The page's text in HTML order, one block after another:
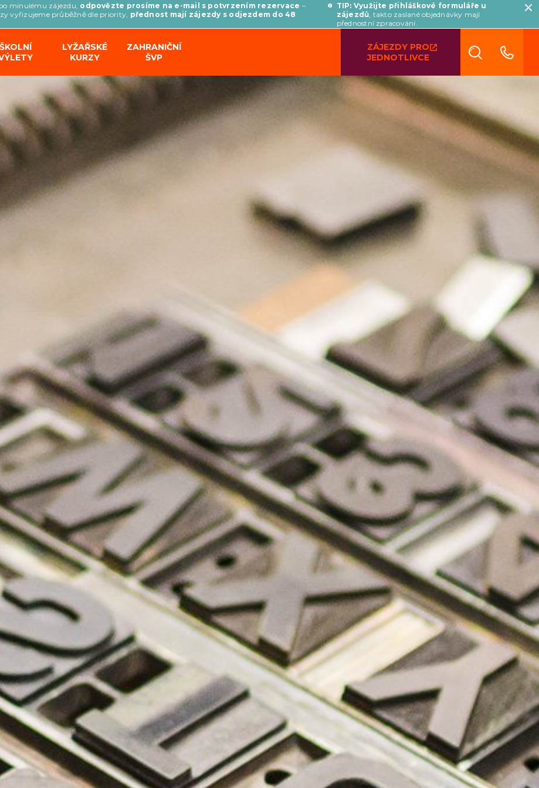
minulému zájezdu, odpovězte prosíme na e-mail s potvrzením rezervace –
vyřizujeme průběžně dle priority, přednost mají zájezdy s odjezdem do 48
TIP: Využijte přihláškové formuláře u
zájezdů , takto zaslané objednávky mají
přednostní zpracování.
ŠKOLNÍ
LYŽAŘSKÉ
KURZY
ZAHRANIČNÍ
ŠVP
ZÁJEZDY PRO
JEDNOTLIVCE